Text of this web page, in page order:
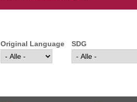
Original Language SDG